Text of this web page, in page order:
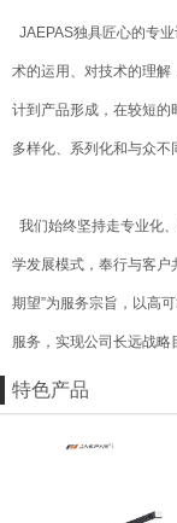
JAEPAS独具匠心的专
术的运用、对技术的理
计到产品形成，在较短的
多样化、系列化和与众
我们始终坚持走专业化
学发展模式，奉行与客户
期望”为服务宗旨，以高
服务，实现公司长远战略
特色产品